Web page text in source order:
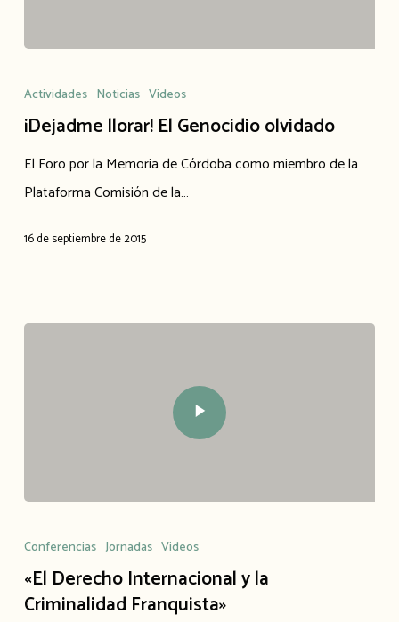
llorar!
El
olvidado
Actividades Noticias Videos
¡Dejadme llorar! El Genocidio olvidado
El Foro por la Memoria de Córdoba como miembro de la
Plataforma Comisión de la…
16 de septiembre de 2015
Conferencias Jornadas Videos
«El Derecho Internacional y la
Criminalidad Franquista»